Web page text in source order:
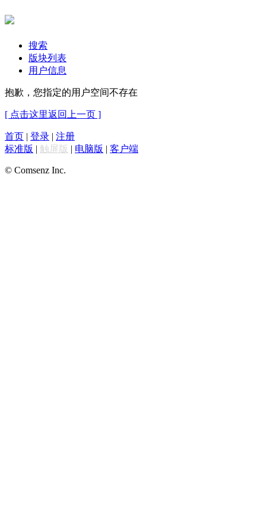
搜索
版块列表
用户信息
抱歉，您指定的用户空间不存在
[ 点击这里返回上一页 ]
首页 | 登录 | 注册
标准版 | 触屏版 | 电脑版 | 客户端
© Comsenz Inc.